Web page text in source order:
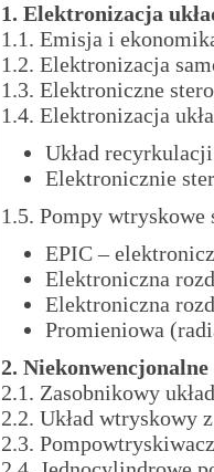
1. Elektronizacja
1.1. Emisja i
1.2. Elektronizacja
1.3. Elektroniczne
1.4. Elektronizacja
Układ
Elektronicznie
1.5. Pompy
EPIC –
Elektroniczna
Elektroniczna
Promieniowa
2.
2.1. Zasobnikowy
2.2. Układ wtryskowy
2.3.